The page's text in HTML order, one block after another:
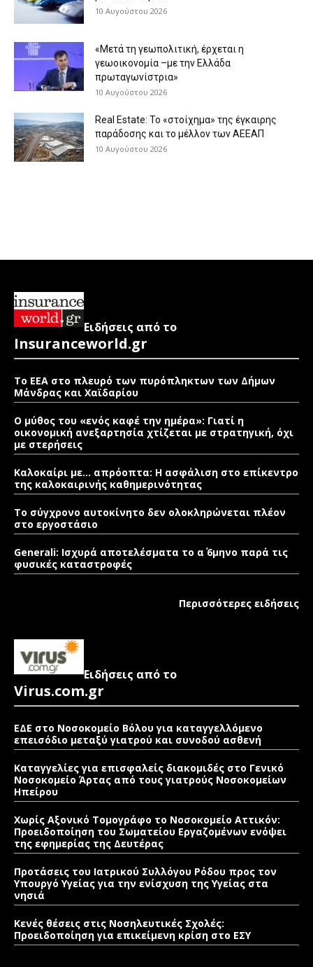
10 Αυγούστου 2026
«Μετά τη γεωπολιτική, έρχεται η
γεωοικονομία –με την Ελλάδα
πρωταγωνίστρια»
10 Αυγούστου 2026
Real Estate: Το «στοίχημα» της έγκαιρης
παράδοσης και το μέλλον των ΑΕΕΑΠ
10 Αυγούστου 2026
Ειδήσεις από το
Insuranceworld.gr
Το ΕΕΑ στο πλευρό των πυρόπληκτων των Δήμων
Μάνδρας και Χαϊδαρίου
Ο μύθος του «ενός καφέ την ημέρα»: Γιατί η
οικονομική ανεξαρτησία χτίζεται με στρατηγική, όχι
με στερήσεις
Καλοκαίρι με… απρόοπτα: Η ασφάλιση στο επίκεντρο
της καλοκαιρινής καθημερινότητας
Το σύγχρονο αυτοκίνητο δεν ολοκληρώνεται πλέον
στο εργοστάσιο
Generali: Ισχυρά αποτελέσματα το α΄ 6μηνο παρά τις
φυσικές καταστροφές
Περισσότερες ειδήσεις
Ειδήσεις από το
Virus.com.gr
ΕΔΕ στο Νοσοκομείο Βόλου για καταγγελλόμενο
επεισόδιο μεταξύ γιατρού και συνοδού ασθενή
Καταγγελίες για επισφαλείς διακομιδές στο Γενικό
Νοσοκομείο Άρτας από τους γιατρούς Νοσοκομείων
Ηπείρου
Χωρίς Αξονικό Τομογράφο το Νοσοκομείο Αττικόν:
Προειδοποίηση του Σωματείου Εργαζομένων ενόψει
της εφημερίας της Δευτέρας
Προτάσεις του Ιατρικού Συλλόγου Ρόδου προς τον
Υπουργό Υγείας για την ενίσχυση της Υγείας στα
νησιά
Κενές θέσεις στις Νοσηλευτικές Σχολές:
Προειδοποίηση για επικείμενη κρίση στο ΕΣΥ